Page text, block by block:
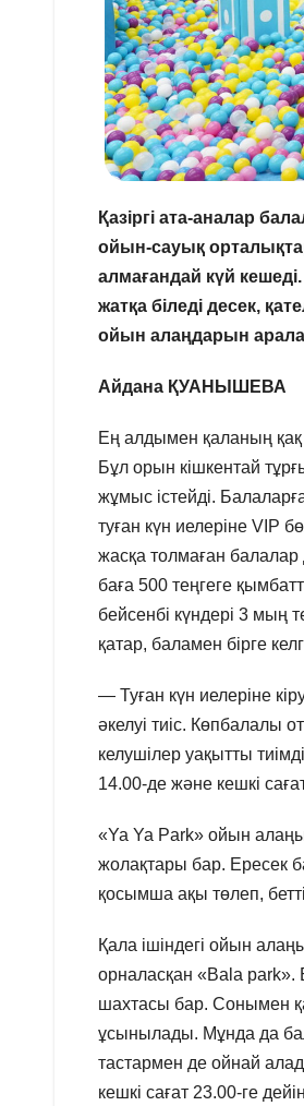
Қазіргі ата-аналар
ойын-сауық
алмағандай күй
жатқа біледі десек,
ойын алаңдарын
Айдана ҚУАНЫШЕВА
Ең алдымен қаланың
Бұл орын кішкентай
жұмыс істейді.
туған күн иелеріне VIP
жасқа толмаған балалар
баға 500 теңгеге
бейсенбі күндері 3 мың
қатар, баламен бірге
— Туған күн иелеріне
әкелуі тиіс. Көпбалалы
келушілер уақытты
14.00-де және кешкі
«Ya Ya Park» ойын
жолақтары бар. Ересек
қосымша ақы төлеп,
Қала ішіндегі ойын
орналасқан «Bala park».
шахтасы бар. Сонымен
ұсынылады. Мұнда да
тастармен де ойнай
кешкі сағат 23.00-ге